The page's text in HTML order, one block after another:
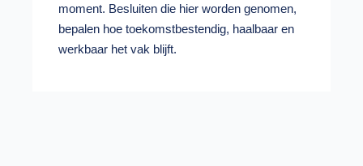
moment. Besluiten die hier worden genomen,
bepalen hoe toekomstbestendig, haalbaar en
werkbaar het vak blijft.